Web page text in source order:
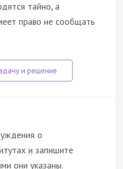
тайно, а
право не сообщать
о
и запишите
они указаны.